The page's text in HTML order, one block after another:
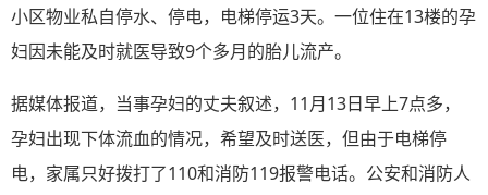
小区物业私自停水、停电，电梯停运3天。一位住在13楼的孕
妇因未能及时就医导致9个多月的胎儿流产。
据媒体报道，当事孕妇的丈夫叙述，11月13日早上7点多，
孕妇出现下体流血的情况，希望及时送医，但由于电梯停
电，家属只好拨打了110和消防119报警电话。公安和消防人